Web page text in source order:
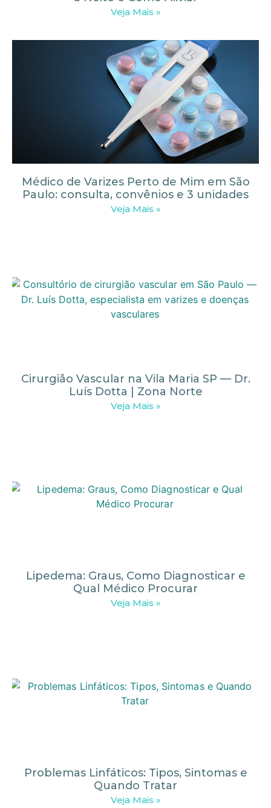
Veja Mais »
Médico de Varizes Perto de Mim em São
Paulo: consulta, convênios e 3 unidades
Veja Mais »
Cirurgião Vascular na Vila Maria SP — Dr.
Luís Dotta | Zona Norte
Veja Mais »
Lipedema: Graus, Como Diagnosticar e
Qual Médico Procurar
Veja Mais »
Problemas Linfáticos: Tipos, Sintomas e
Quando Tratar
Veja Mais »